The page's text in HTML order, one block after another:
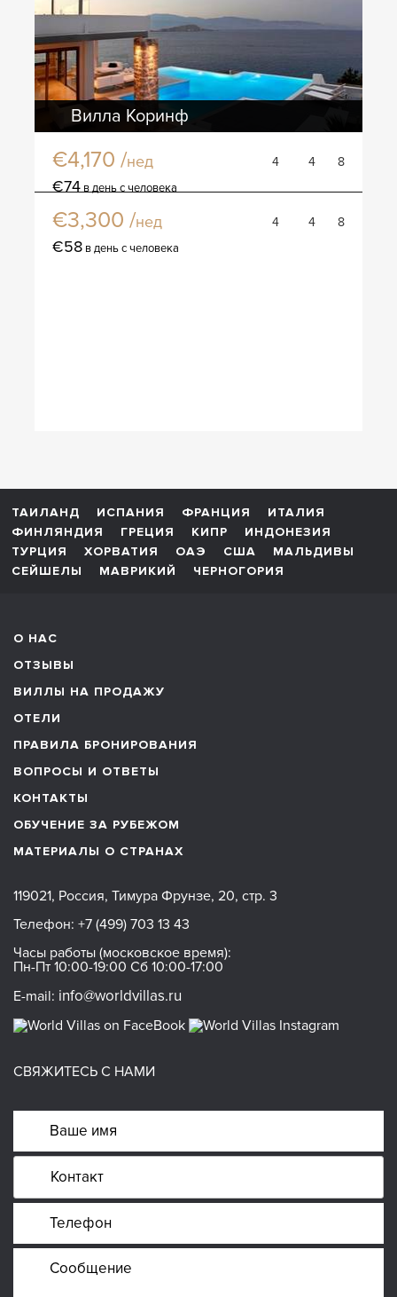
Вилла Коринф
€4,170 /нед 4 4 8
€74 в день с человека
Вилла Алике
€3,300 /нед 4 4 8
€58 в день с человека
ТАИЛАНД ИСПАНИЯ ФРАНЦИЯ
ИТАЛИЯ
ФИНЛЯНДИЯ
ГРЕЦИЯ КИПР
ИНДОНЕЗИЯ
ТУРЦИЯ
ХОРВАТИЯ ОАЭ США
МАЛЬДИВЫ
СЕЙШЕЛЫ
МАВРИКИЙ ЧЕРНОГОРИЯ
О НАС
ОТЗЫВЫ
ВИЛЛЫ НА ПРОДАЖУ
ОТЕЛИ
ПРАВИЛА БРОНИРОВАНИЯ
ВОПРОСЫ И ОТВЕТЫ
КОНТАКТЫ
ОБУЧЕНИЕ ЗА РУБЕЖОМ
МАТЕРИАЛЫ О СТРАНАХ
119021, Россия, Тимура Фрунзе, 20, стр. 3
Телефон: +7 (499) 703 13 43
Часы работы (московское время):
Пн-Пт 10:00-19:00 Сб 10:00-17:00
E-mail: info@worldvillas.ru
СВЯЖИТЕСЬ С НАМИ